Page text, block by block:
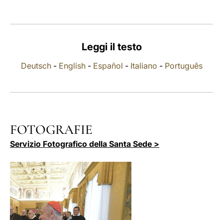
Leggi il testo
Deutsch- English- Español - Italiano - Português
FOTOGRAFIE
Servizio Fotografico della Santa Sede >